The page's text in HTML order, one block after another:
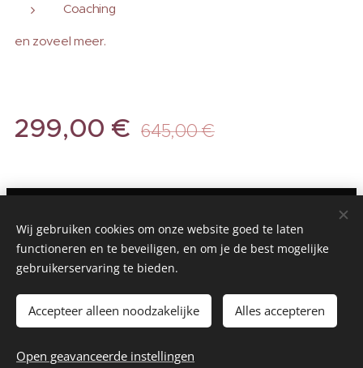
Coaching
en zoveel meer.
299,00 € 645,00€
Toevoegen aan de winkelwagen
België/ Amsterdam, Groningen, Utrecht /Contact E-mail:
onlinestudies@outlook.com -
Shanoa International
Wij gebruiken cookies om onze website goed te laten
functioneren en te beveiligen, en om je de best mogelijke
gebruikerservaring te bieden.
Accepteer alleen noodzakelijke Alles accepteren
Open geavanceerde instellingen